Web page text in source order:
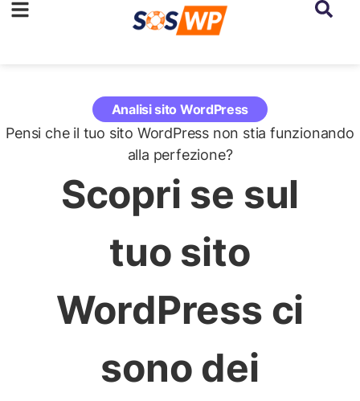
Analisi sito WordPress
Pensi che il tuo sito WordPress non stia funzionando
alla perfezione?
Scopri se sul
tuo sito
WordPress ci
sono dei